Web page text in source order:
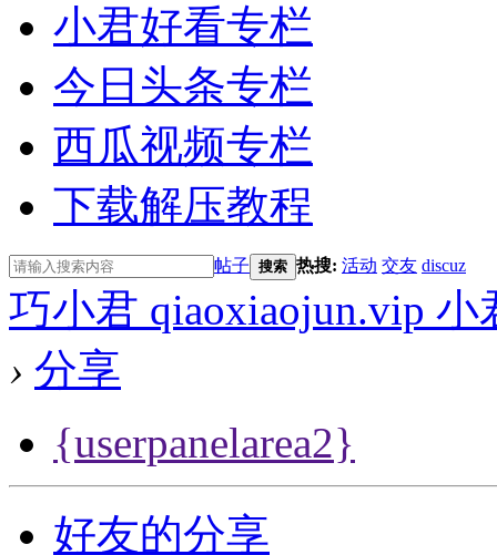
小君好看专栏
今日头条专栏
西瓜视频专栏
下载解压教程
帖子 搜索 热搜: 活动 交友 discuz
巧小君 qiaoxiaojun.vip
› 分享
{userpanelarea2}
好友的分享